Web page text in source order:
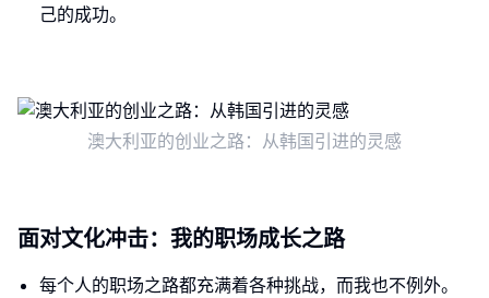
己的成功。
澳大利亚的创业之路：从韩国引进的灵感
面对文化冲击：我的职场成长之路
每个人的职场之路都充满着各种挑战，而我也不例外。